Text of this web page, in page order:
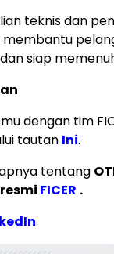
teknis dan
membantu
siap
dengan tim
tautan Ini.
tentang
FICER .
.